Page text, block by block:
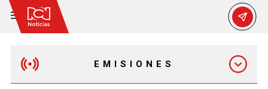
EMISIONES